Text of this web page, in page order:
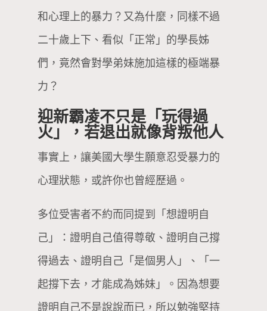
和心理上的暴力？又為什麼，同樣不過
二十歲上下、看似「正常」的學長姊
們，竟然會對學弟妹施加這樣的極端暴
力？
迎新霸凌不只是「玩得過
火」，若退出就像背叛他人
事實上，讓美國大學生願意忍受暴力的
心理狀態，或許你也曾經歷過。
多位受害者不約而同提到「想證明自
己」：證明自己值得尊敬、證明自己撐
得過去、證明自己「是個男人」、「一
起撐下去，才能成為姊妹」。因為想要
證明自己不是說說而已，所以勉強堅持